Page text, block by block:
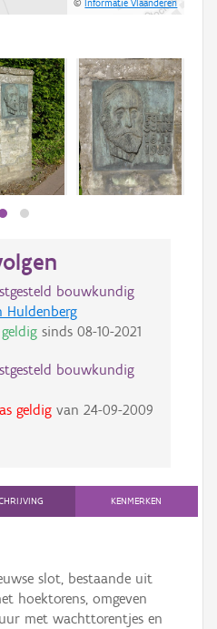
©Informatie Vlaanderen
bouwkundig
Huldenberg
sinds 08-10-2021
bouwkundig
geldigvan 24-09-2009
KENMERKEN
slot, bestaande uit
hoektorens, omgeven
met wachttorentjes en